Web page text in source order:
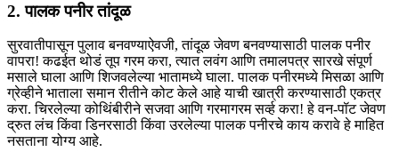
2. पालक पनीर तांदूळ
सुरवातीपासून पुलाव बनवण्याऐवजी, तांदूळ जेवण बनवण्यासाठी पालक पनीर
वापरा! कढईत थोडं तूप गरम करा, त्यात लवंग आणि तमालपत्र सारखे संपूर्ण
मसाले घाला आणि शिजवलेल्या भातामध्ये घाला. पालक पनीरमध्ये मिसळा आणि
ग्रेव्हीने भाताला समान रीतीने कोट केले आहे याची खात्री करण्यासाठी एकत्र
करा. चिरलेल्या कोथिंबीरीने सजवा आणि गरमागरम सर्व्ह करा! हे वन-पॉट जेवण
द्रुत लंच किंवा डिनरसाठी किंवा उरलेल्या पालक पनीरचे काय करावे हे माहित
नसताना योग्य आहे.